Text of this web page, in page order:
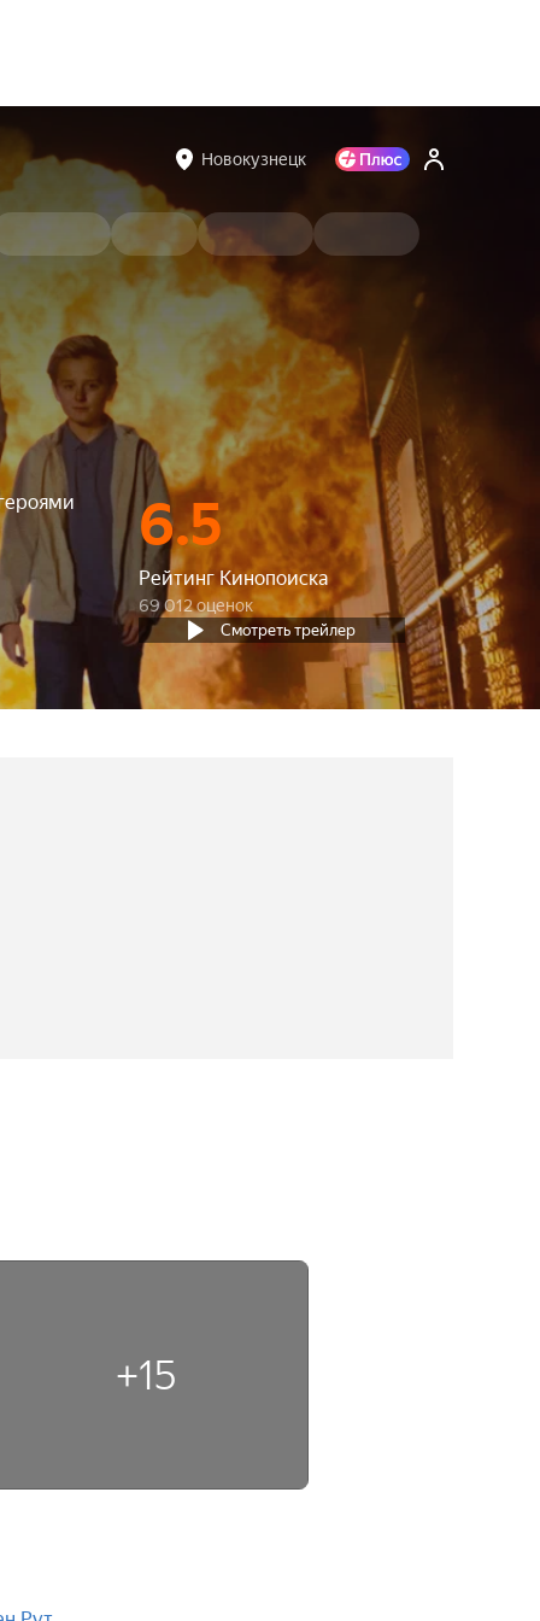
Новокузнецк
6.5
Рейтинг Кинопоиска
69 012 оценок
Смотреть трейлер
+15